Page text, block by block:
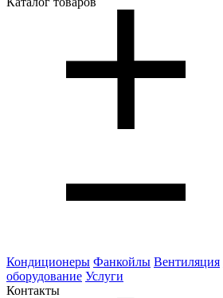
Кондиционеры Фанкойлы Вентиляция
оборудование Услуги
Контакты